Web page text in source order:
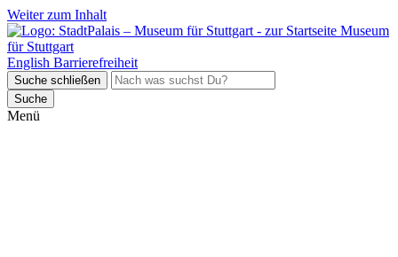
Weiter zum Inhalt
Museum
für Stuttgart
English Barrierefreiheit
Suche schließen
Suche
Menü